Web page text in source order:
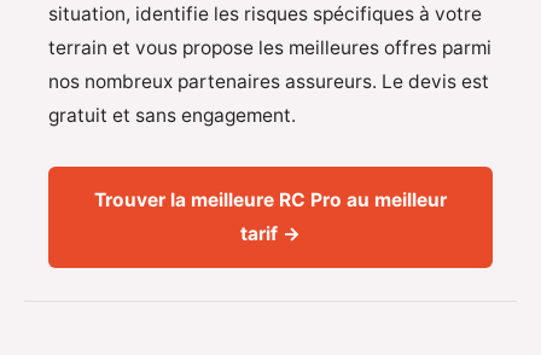
situation, identifie les risques spécifiques à votre
terrain et vous propose les meilleures offres parmi
nos nombreux partenaires assureurs. Le devis est
gratuit et sans engagement.
Trouver la meilleure RC Pro au meilleur
tarif →